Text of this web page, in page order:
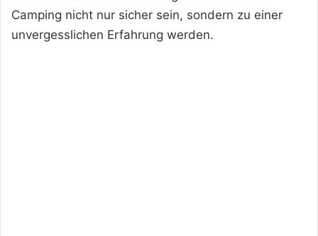
Camping nicht nur sicher sein, sondern zu einer
unvergesslichen Erfahrung werden.